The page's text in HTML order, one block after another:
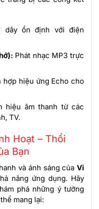
dây ổn định với điện
Phát nhạc MP3 trực
hợp hiệu ứng Echo cho
hiệu âm thanh từ các
TV.
Hoạt – Thổi
Bạn
và ánh sáng của Vỉ
năng ứng dụng. Hãy
phá những ý tưởng
mang lại: